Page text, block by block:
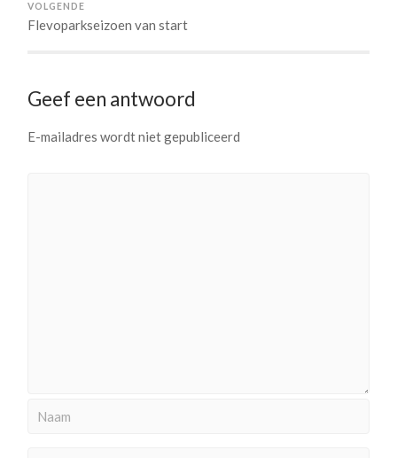
VOLGENDE
Flevoparkseizoen van start
Geef een antwoord
E-mailadres wordt niet gepubliceerd